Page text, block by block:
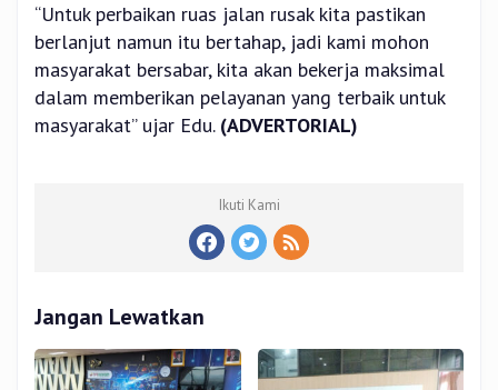
“Untuk perbaikan ruas jalan rusak kita pastikan
berlanjut namun itu bertahap, jadi kami mohon
masyarakat bersabar, kita akan bekerja maksimal
dalam memberikan pelayanan yang terbaik untuk
masyarakat” ujar Edu. (ADVERTORIAL)
Ikuti Kami
Jangan Lewatkan